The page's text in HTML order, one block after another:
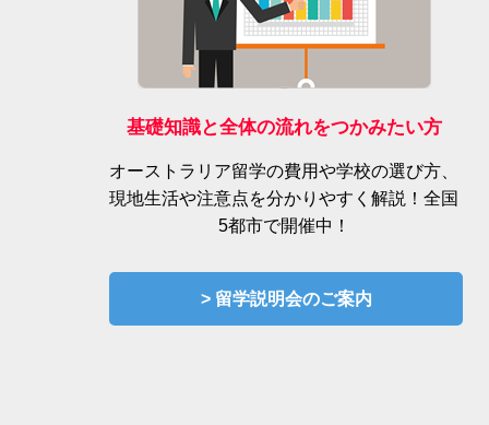
基礎知識と全体の流れをつかみたい方
オーストラリア留学の費用や学校の選び方、
現地生活や注意点を分かりやすく解説！全国
5都市で開催中！
> 留学説明会のご案内